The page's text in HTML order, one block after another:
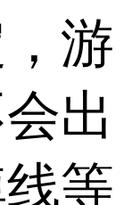
游
出
等